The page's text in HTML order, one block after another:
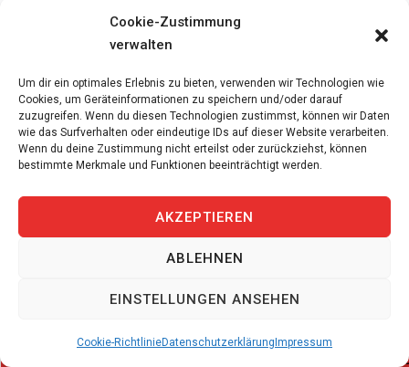
Cookie-Zustimmung
verwalten
Um dir ein optimales Erlebnis zu bieten, verwenden wir Technologien wie
Cookies, um Geräteinformationen zu speichern und/oder darauf
zuzugreifen. Wenn du diesen Technologien zustimmst, können wir Daten
wie das Surfverhalten oder eindeutige IDs auf dieser Website verarbeiten.
Wenn du deine Zustimmung nicht erteilst oder zurückziehst, können
bestimmte Merkmale und Funktionen beeinträchtigt werden.
AKZEPTIEREN
ABLEHNEN
EINSTELLUNGEN ANSEHEN
Cookie-RichtlinieDatenschutzerklärung Impressum
qualifizierte
Fachmann/-frau Gesundheit EFZ
eine 100% Anstellung, sowohl für temporäre
Zu Ihren Aufgaben gehören:
Pflege und Betreuung von Patienten:
verschiedenen Lebenslagen, um deren
Durchführung medizinischer Aufgaben:
wie Blutdruckmessung, Verabreichung von